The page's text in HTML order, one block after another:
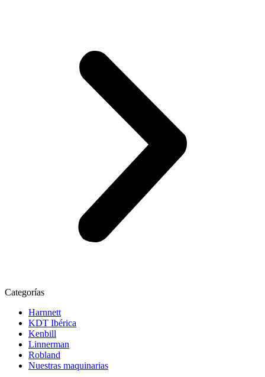
Categorías
Harnnett
KDT Ibérica
Kenbill
Linnerman
Robland
Nuestras maquinarias